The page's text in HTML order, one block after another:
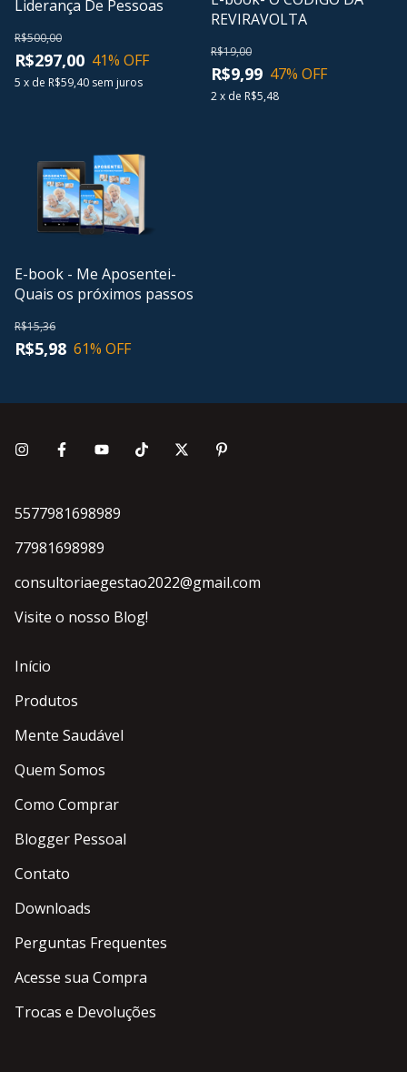
Liderança De Pessoas
R$297,00
R$500,00
41% OFF
5 x de R$59,40 sem juros
REVIRAVOLTA
R$9,99
R$19,00
47% OFF
2x de R$5,48
E-book - Me Aposentei-
Quais os próximos passos
R$5,98
R$15,36
61% OFF
5577981698989
77981698989
consultoriaegestao2022@gmail.com
Visite o nosso Blog!
Início
Produtos
Mente Saudável
Quem Somos
Como Comprar
Blogger Pessoal
Contato
Downloads
Perguntas Frequentes
Acesse sua Compra
Trocas e Devoluções